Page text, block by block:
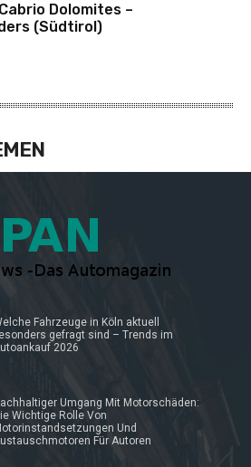
Dolomites –
(Südtirol)
Fahrzeuge in Köln aktuell
gefragt sind – Trends im
2026
Umgang Mit Motorschäden:
Wichtige Rolle Von
Und
Für Autoren